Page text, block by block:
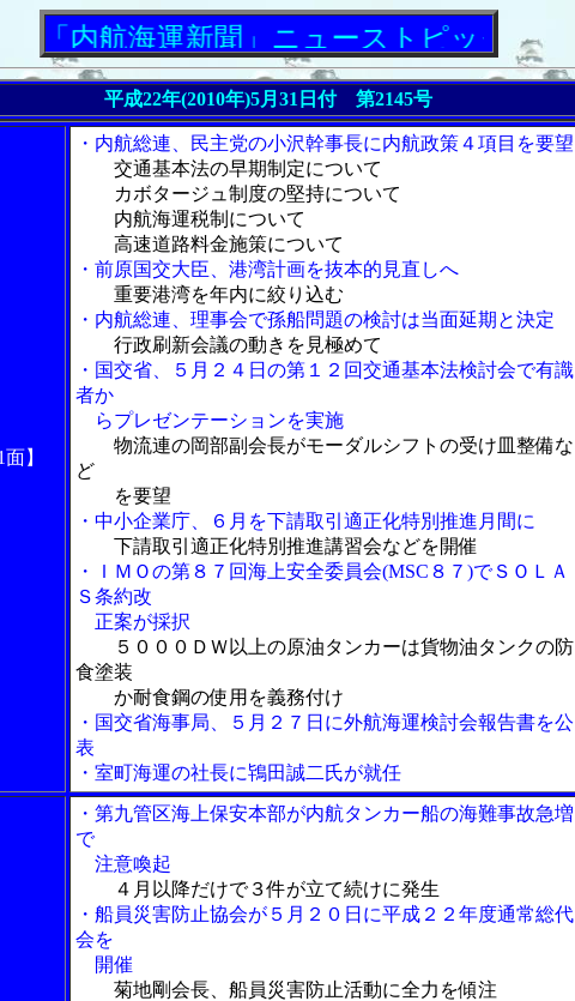
海運新聞」ニューストピックス
平成22年(2010年)5月31日付 第2145号
】
・内航総連、民主党の小沢幹事長に内航政策４項目を要望
交通基本法の早期制定について
カボタージュ制度の堅持について
内航海運税制について
高速道路料金施策について
・前原国交大臣、港湾計画を抜本的見直しへ
重要港湾を年内に絞り込む
・内航総連、理事会で孫船問題の検討は当面延期と決定
行政刷新会議の動きを見極めて
・国交省、５月２４日の第１２回交通基本法検討会で有識
者か
らプレゼンテーションを実施
物流連の岡部副会長がモーダルシフトの受け皿整備な
ど
を要望
・中小企業庁、６月を下請取引適正化特別推進月間に
下請取引適正化特別推進講習会などを開催
・ＩＭＯの第８７回海上安全委員会(MSC８７)でＳＯＬＡ
Ｓ条約改
正案が採択
５０００ＤＷ以上の原油タンカーは貨物油タンクの防
食塗装
か耐食鋼の使用を義務付け
・国交省海事局、５月２７日に外航海運検討会報告書を公
表
・室町海運の社長に鴇田誠二氏が就任
・第九管区海上保安本部が内航タンカー船の海難事故急増
で
注意喚起
４月以降だけで３件が立て続けに発生
・船員災害防止協会が５月２０日に平成２２年度通常総代
会を
開催
菊地剛会長、船員災害防止活動に全力を傾注